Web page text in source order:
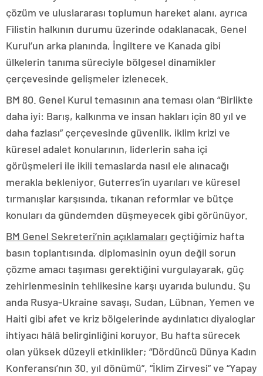
çözüm ve uluslararası toplumun hareket alanı, ayrıca
Filistin halkının durumu üzerinde odaklanacak. Genel
Kurul’un arka planında, İngiltere ve Kanada gibi
ülkelerin tanıma süreciyle bölgesel dinamikler
çerçevesinde gelişmeler izlenecek.
BM 80. Genel Kurul temasının ana teması olan “Birlikte
daha iyi: Barış, kalkınma ve insan hakları için 80 yıl ve
daha fazlası” çerçevesinde güvenlik, iklim krizi ve
küresel adalet konularının, liderlerin saha içi
görüşmeleri ile ikili temaslarda nasıl ele alınacağı
merakla bekleniyor. Guterres’in uyarıları ve küresel
tırmanışlar karşısında, tıkanan reformlar ve bütçe
konuları da gündemden düşmeyecek gibi görünüyor.
BM Genel Sekreteri’nin açıklamaları geçtiğimiz hafta
basın toplantısında, diplomasinin oyun değil sorun
çözme amacı taşıması gerektiğini vurgulayarak, güç
zehirlenmesinin tehlikesine karşı uyarıda bulundu. Şu
anda Rusya-Ukraine savaşı, Sudan, Lübnan, Yemen ve
Haiti gibi afet ve kriz bölgelerinde aydınlatıcı diyaloglar
ihtiyacı hâlâ belirginliğini koruyor. Bu hafta sürecek
olan yüksek düzeyli etkinlikler; “Dördüncü Dünya Kadın
Konferansı’nın 30. yıl dönümü”, “İklim Zirvesi” ve “Yapay